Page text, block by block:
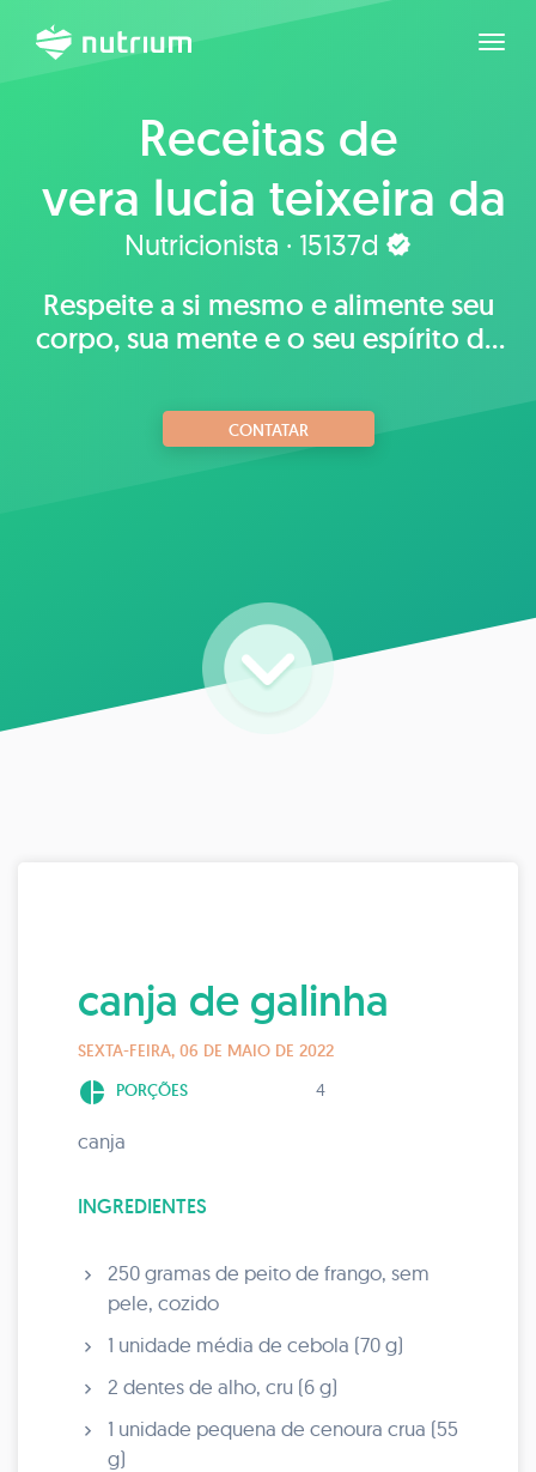
Receitas de
vera lucia teixeira da
silva
Nutricionista · 15137d
Respeite a si mesmo e alimente seu
corpo, sua mente e o seu espírito de
CONTATAR
canja de galinha
SEXTA-FEIRA, 06 DE MAIO DE 2022
pie_chart PORÇÕES 4
canja
INGREDIENTES
250 gramas de peito de frango, sem
pele, cozido
1 unidade média de cebola (70 g)
2 dentes de alho, cru (6 g)
1 unidade pequena de cenoura crua (55
g)